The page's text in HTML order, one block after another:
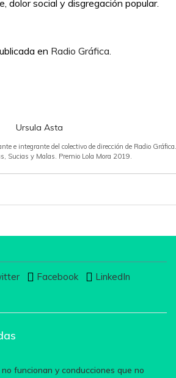
dolor social y disgregación popular.
en Radio Gráfica.
Ursula Asta
e integrante del colectivo de dirección de Radio Gráfica.
Sucias y Malas. Premio Lola Mora 2019.
Facebook
LinkedIn
funcionan y conducciones que no